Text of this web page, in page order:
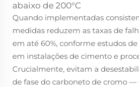
abaixo de 200°C
Quando implementadas
medidas reduzem as taxas de
em até 60%, conforme estudos
em instalações de cimento e
Crucialmente, evitam a
de fase do carboneto de cromo